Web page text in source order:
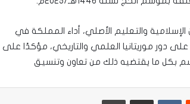
الإسلامية والتعليم الأصلي، أداء المملكة في
دور موريتانيا العلمي والتاريخي، مؤكدًا على
بكل ما يقتضيه ذلك من تعاون وتنسيق
مشاركة عبر البريد طباعة